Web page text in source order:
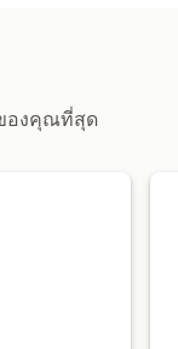
องคุณที่สุด